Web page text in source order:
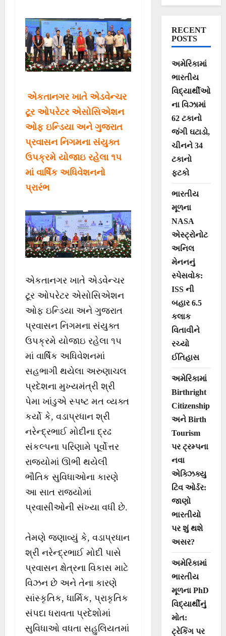
વધ્યો
છે..અરુણાચલ
પ્રદેશના મુખ્યમંત્રી
શ્રી પેમા ખાંડુ
એકતાનગર ખાતે એડવેન્ચર
ટૂર ઓપરેટર એસોસિએશન
ઓફ ઇન્ડિયા અને ગુજરાત
પ્રવાસન નિગમના સંયુક્ત
ઉપક્રમે યોજાઇ રહેલા ૧૫
માં વાર્ષિક અધિવેશનનો
પ્રારંભ
એકતાનગર ખાતે એડવેન્ચર
ટૂર ઓપરેટર એસોસિએશન
ઓફ ઇન્ડિયા અને ગુજરાત
પ્રવાસન નિગમના સંયુક્ત
ઉપક્રમે યોજાઇ રહેલા ૧૫
માં વાર્ષિક અધિવેશનમાં
સહભાગી થયેલા અરુણાચલ
પ્રદેશના મુખ્યમંત્રી શ્રી
પેમા ખાંડુએ સ્પષ્ટ મત વ્યક્ત
કર્યો કે, વડાપ્રધાન શ્રી
નરેન્દ્રભાઈ મોદીના દ્રઢ
સંકલ્પના પરિણામે પૂર્વોત્તર
રાજ્યોમાં ઊભી થયેલી
ભૌતિક સુવિધાઓના કારણે
આ સાત રાજ્યોમાં
પ્રવાસીઓની સંખ્યા વધી છે.
તેમણે જણાવ્યું કે, વડાપ્રધાન
શ્રી નરેન્દ્રભાઈ મોદી પાસે
પ્રવાસન ક્ષેત્રના વિકાસ માટે
વિઝન છે અને તેના કારણે
સાંસ્કૃતિક, ધાર્મિક, પ્રાકૃતિક
સંપદા ધરાવતા પ્રદેશોમાં
સુવિધાઓ વધતા સહુલિયતમાં
RECENT
POSTS
અમેરિકામાં
ભારતીય
વિદ્યાર્થીઓ
ના વિઝામાં
62 ટકાનો
જંગી ઘટાડો,
ચીનને 34
ટકાનો
ફટકો
ભારતીય
મૂળના
NASA
એસ્ટ્રોનોટ
અનિલ
મેનનનું
સ્પેસવોક:
ISS ની
બહાર 6.5
કલાક
વિતાવીને
રચ્યો
ઈતિહાસ
અમેરિકામાં
Birthright
Citizenship
અને Birth
Tourism
પર ટ્રમ્પના
નવા
એક્ઝિક્યુ
ટિવ ઓર્ડર:
જાણો
ભારતીયો
પર શું થશે
અસર?
અમેરિકામાં
ભારતીય
મૂળના PhD
વિદ્યાર્થીનું
મોત:
ટ્રેકિંગ પર